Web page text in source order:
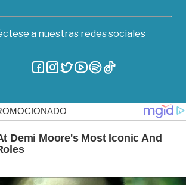
a nuestras redes sociales